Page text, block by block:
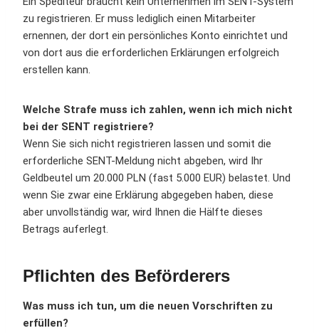
zu registrieren. Er muss lediglich einen Mitarbeiter
ernennen, der dort ein persönliches Konto einrichtet und
von dort aus die erforderlichen Erklärungen erfolgreich
erstellen kann.
Welche Strafe muss ich zahlen, wenn ich mich nicht
bei der SENT registriere?
Wenn Sie sich nicht registrieren lassen und somit die
erforderliche SENT-Meldung nicht abgeben, wird Ihr
Geldbeutel um 20.000 PLN (fast 5.000 EUR) belastet. Und
wenn Sie zwar eine Erklärung abgegeben haben, diese
aber unvollständig war, wird Ihnen die Hälfte dieses
Betrags auferlegt.
Pflichten des Beförderers
Was muss ich tun, um die neuen Vorschriften zu
erfüllen?